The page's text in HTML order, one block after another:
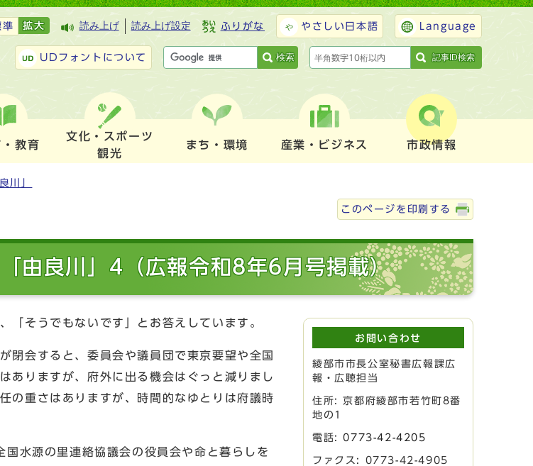
準 拡大 読み上げ 読み上げ設定 ふりがな やさしい日本語 Language
UDフォントについて 検索 記事ID検索
教育
文化・スポーツ
観光
まち・環境 産業・ビジネス 市政情報
川」
このページを印刷する
由良川」4（広報令和8年6月号掲載）
「そうでもないです」とお答えしています。
閉会すると、委員会や議員団で東京要望や全国
ありますが、府外に出る機会はぐっと減りまし
の重さはありますが、時間的なゆとりは府議時
水源の里連絡協議会の役員会や命と暮らしを
お問い合わせ
綾部市市長公室秘書広報課広
報・広聴担当
住所: 京都府綾部市若竹町8番
地の1
電話:0773-42-4205
ファクス: 0773-42-4905